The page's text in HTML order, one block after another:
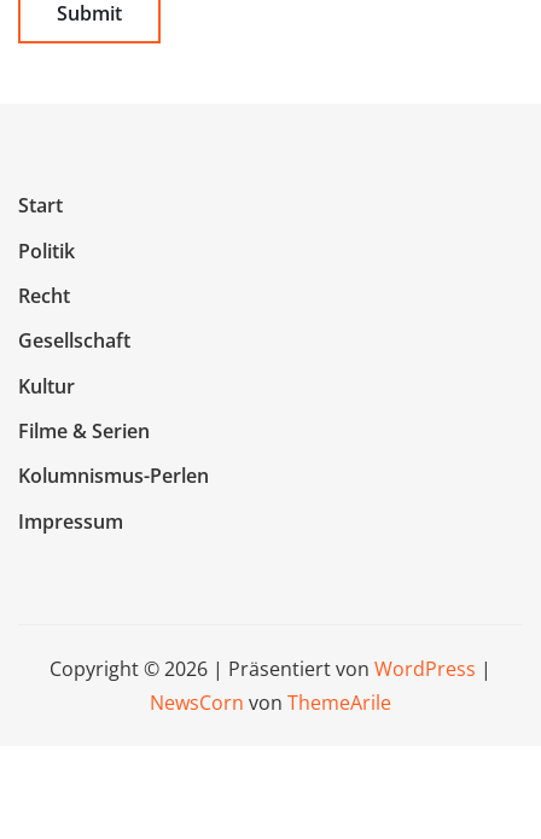
Start
Politik
Recht
Gesellschaft
Kultur
Filme & Serien
Kolumnismus-Perlen
Impressum
Copyright © 2026 | Präsentiert von WordPress |
NewsCorn von ThemeArile